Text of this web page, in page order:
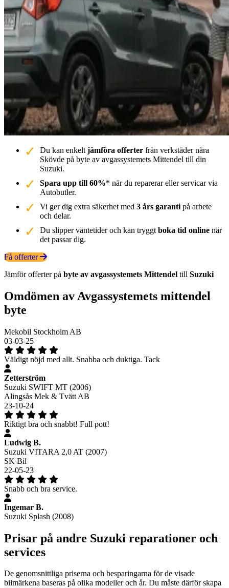
Du kan enkelt jämföra offerter från verkstäder nära
Skövde på byte av avgassystemets Mittendel till din
Suzuki.
Spara upp till 60%* när du reparerar eller servicar via
Autobutler.
Vi ger dig extra säkerhet med 3 års garanti på arbete
och delar.
Du slipper väntetider och kan tryggt boka tid online när
det passar dig.
Få offerter
Jämför offerter på byte av avgassystemets Mittendel till Suzuki
Omdömen av Avgassystemets mittendel
byte
Mekobil Stockholm AB
03-03-25
Väldigt nöjd med allt. Snabba och duktiga. Tack
Zetterström
Suzuki SWIFT MT (2006)
Alingsås Mek & Tvätt AB
23-10-24
Riktigt bra och snabbt! Full pott!
Ludwig B.
Suzuki VITARA 2,0 AT (2007)
SK Bil
22-05-23
Snabb och bra service.
Ingemar B.
Suzuki Splash (2008)
Prisar på andre Suzuki reparationer och
services
De genomsnittliga priserna och besparingarna för de visade
bilmärkena baseras på olika modeller och år. Du måste därför skapa